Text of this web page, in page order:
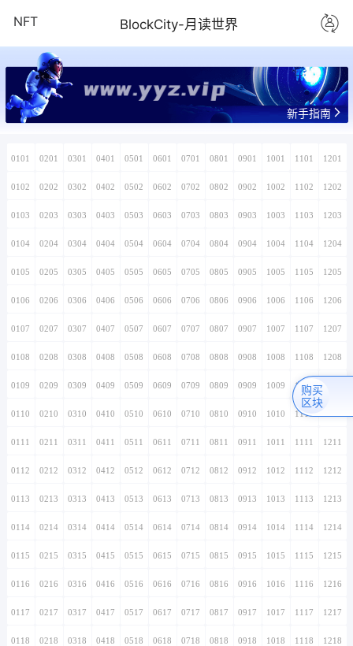
NFT BlockCity-月读世界
www.yyz.vip
新手指南
0101 0201 0301 0401 0501 0601 0701 0801 0901 1001 1101 1201
0102 0202 0302 0402 0502 0602 0702 0802 0902 1002 1102 1202
0103 0203 0303 0403 0503 0603 0703 0803 0903 1003 1103 1203
0104 0204 0304 0404 0504 0604 0704 0804 0904 1004 1104 1204
0105 0205 0305 0405 0505 0605 0705 0805 0905 1005 1105 1205
0106 0206 0306 0406 0506 0606 0706 0806 0906 1006 1106 1206
0107 0207 0307 0407 0507 0607 0707 0807 0907 1007 1107 1207
0108 0208 0308 0408 0508 0608 0708 0808 0908 1008 1108 1208
0109 0209 0309 0409 0509 0609 0709 0809 0909 1009 1109
0110 0210 0310 0410 0510 0610 0710 0810 0910 1010 1110
0111 0211 0311 0411 0511 0611 0711 0811 0911 1011 1111 1211
0112 0212 0312 0412 0512 0612 0712 0812 0912 1012 1112 1212
0113 0213 0313 0413 0513 0613 0713 0813 0913 1013 1113 1213
0114 0214 0314 0414 0514 0614 0714 0814 0914 1014 1114 1214
0115 0215 0315 0415 0515 0615 0715 0815 0915 1015 1115 1215
0116 0216 0316 0416 0516 0616 0716 0816 0916 1016 1116 1216
0117 0217 0317 0417 0517 0617 0717 0817 0917 1017 1117 1217
0118 0218 0318 0418 0518 0618 0718 0818 0918 1018 1118 1218
购买
区块